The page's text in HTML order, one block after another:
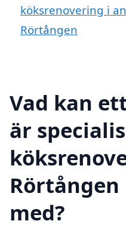
köksrenovering i
Rörtången
Vad kan
är
med?